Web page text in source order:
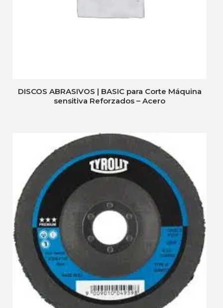
DISCOS ABRASIVOS | BASIC para Corte Máquina
sensitiva Reforzados – Acero